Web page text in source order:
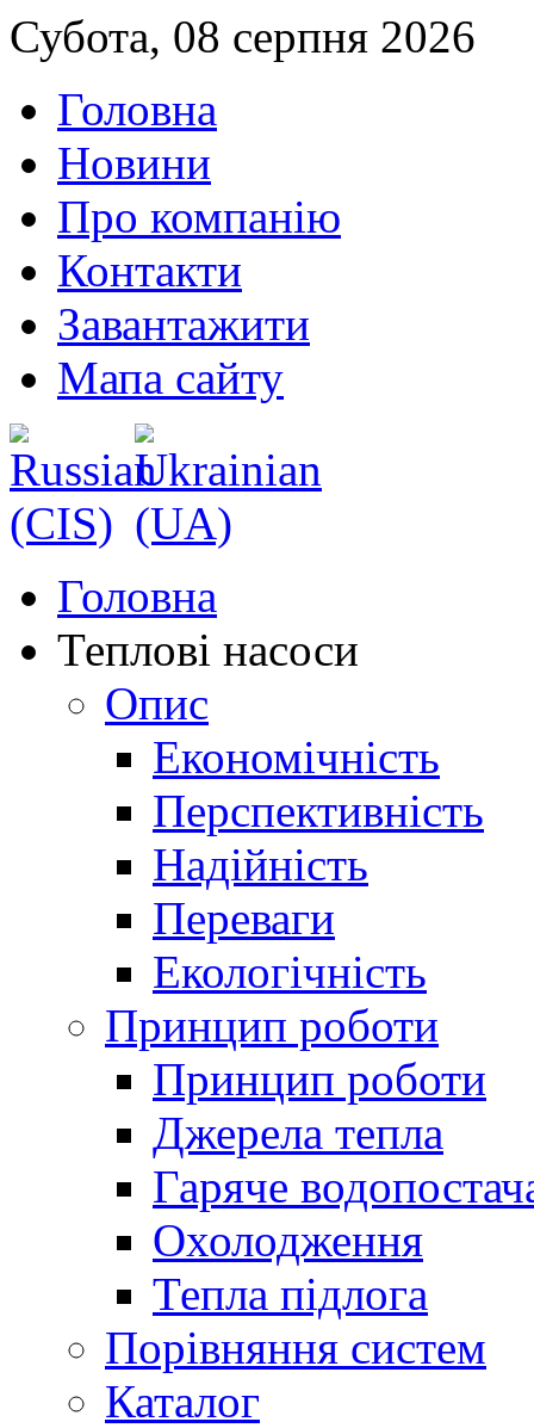
Субота, 08 серпня 2026
Головна
Новини
Про компанію
Контакти
Завантажити
Мапа сайту
Головна
Теплові насоси
Опис
Економічність
Перспективність
Надійність
Переваги
Екологічність
Принцип роботи
Принцип роботи
Джерела тепла
Гаряче
Охолодження
Тепла підлога
Порівняння систем
Каталог